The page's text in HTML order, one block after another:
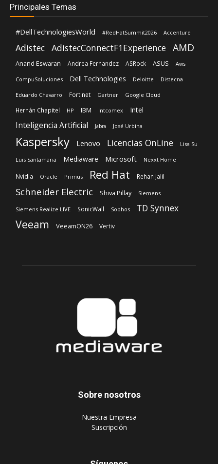
Principales Temas
#DellTechnologiesWorld #RedHatSummit2026 Accenture
Adistec AdistecConnectF1Experience AMD
Anand Eswaran Andrea Fernandez ASRock ASUS Aws
CompuSoluciones Dell Technologies Deloitte Distecna
Eduardo Chavarro Fortinet Gartner Google Cloud
Hernán Chapitel HP IBM Intcomex Intel
Inteligencia Artificial Jabra José Urbina
Kaspersky Lenovo Licencias OnLine Lisa Su
Luis Santamaria Mediaware Microsoft Nexxt Home
Nvidia Oracle Primus Red Hat Rehan Jalil
Schneider Electric Shiva Pillay Siemens
Siemens Realize LIVE SonicWall Sophos TD Synnex
Veeam VeeamON26 Vertiv
Sobre nosotros
‎Nuestra Empresa
‎Suscripción